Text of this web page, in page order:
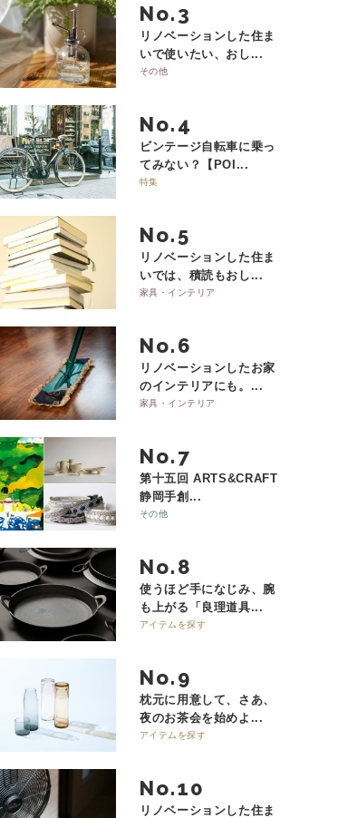
No.
リノベーションした住ま
いで使いたい、おし...
その他
No.
ビンテージ自転車に乗っ
てみない？【POI...
特集
No.
リノベーションした住ま
いでは、積読もおし...
家具・インテリア
No.
リノベーションしたお家
のインテリアにも。...
家具・インテリア
No.
第十五回 ARTS&CRAFT
静岡手創...
その他
No.
使うほど手になじみ、腕
も上がる「良理道具...
アイテムを探す
No.
枕元に用意して、さあ、
夜のお茶会を始めよ...
アイテムを探す
No.
リノベーションした住ま